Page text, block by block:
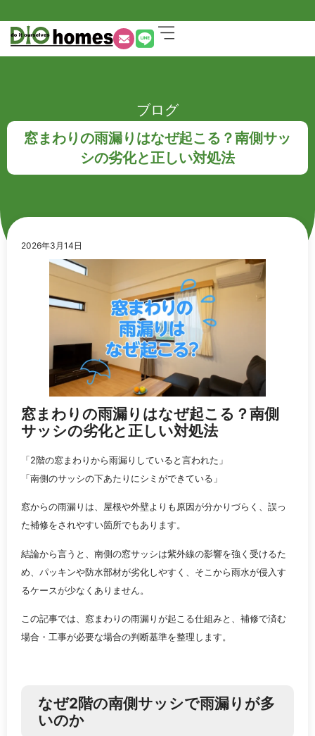
ブログ
窓まわりの雨漏りはなぜ起こる？南側サッ
シの劣化と正しい対処法
2026年3月14日
窓まわりの雨漏りはなぜ起こる？南側
サッシの劣化と正しい対処法
「2階の窓まわりから雨漏りしていると言われた」
「南側のサッシの下あたりにシミができている」
窓からの雨漏りは、屋根や外壁よりも原因が分かりづらく、誤っ
た補修をされやすい箇所でもあります。
結論から言うと、南側の窓サッシは紫外線の影響を強く受けるた
め、パッキンや防水部材が劣化しやすく、そこから雨水が侵入す
るケースが少なくありません。
この記事では、窓まわりの雨漏りが起こる仕組みと、補修で済む
場合・工事が必要な場合の判断基準を整理します。
なぜ2階の南側サッシで雨漏りが多
いのか